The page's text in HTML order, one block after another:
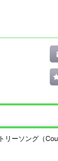
ーソング（